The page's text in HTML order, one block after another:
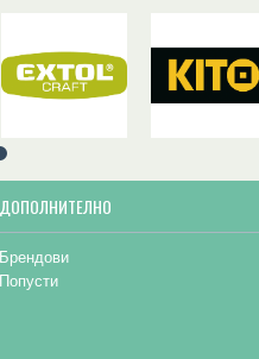
ДОПОЛНИТЕЛНО
Брендови
Попусти